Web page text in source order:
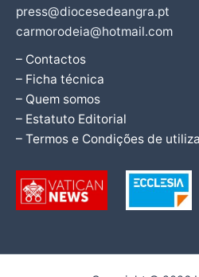
press@diocesedeangra.pt
carmorodeia@hotmail.com
– Contactos
– Ficha técnica
– Quem somos
– Estatuto Editorial
– Termos e Condições de